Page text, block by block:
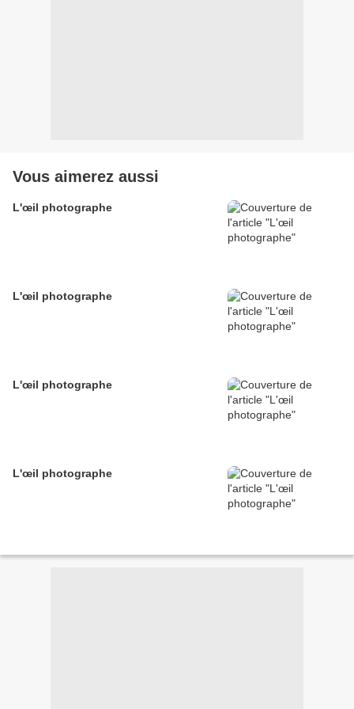
Vous aimerez aussi
L'œil photographe
L'œil photographe
L'œil photographe
L'œil photographe